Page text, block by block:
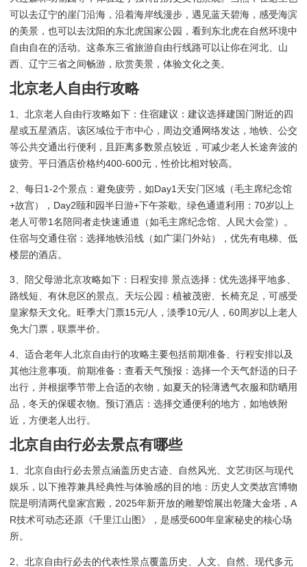
可以去辽宁的崖门沿海，沿着海岸线漫步，遇见蓝天碧海，感受海滨
的美景，也可以去沈阳的东北虎国家公园，看到东北虎在自然环境中
自由自在的活动。这条东三省旅游自由行线路可以让你在河北、山
西、辽宁三省之间畅游，欣赏美景，体验文化之美。
北京老人自由行攻略
1、北京老人自由行攻略如下：住宿建议：建议选择建国门附近的四
星或五星酒店。该区域位于市中心，周边交通网络发达，地铁、公交
等公共交通出行便利，且距离多数景点较近，可减少老人长途奔波的
疲劳。平日酒店价格约400-600元，性价比相对较高。
2、每日1-2个景点：避免疲劳，如Day1天安门区域（毛主席纪念馆
+故宫），Day2颐和园半日游+下午茶歇。绿色通道利用：70岁以上
老人可带1名陪同者走快速通道（如毛主席纪念馆、人民大会堂）。
住宿与交通住宿：选择地铁沿线（如广渠门外站），优先有电梯、低
楼层的酒店。
3、陪父母游北京攻略如下：日程安排 景点选择：优先选择平地多、
路线短、有休息区的景点。天坛公园：植被茂密、长椅充足，可感受
皇家祭天文化。旺季大门票15元/人，淡季10元/人，60周岁以上老人
免大门票，联票半价。
4、适合老年人北京自由行的攻略主要包括前期准备、行程安排以及
其他注意事项。前期准备：查看天气预报：选择一个天气舒适的日子
出行，并根据季节带上合适的衣物，如夏天的轻薄透气衣服和防晒用
品，冬天的保暖衣物。预订酒店：选择交通便利的地方，如地铁附
近，方便老人出行。
北京自由行必去景点有哪些
1、北京自由行必去景点涵盖历史古迹、自然风光、文艺街区与现代
娱乐，以下推荐兼具经典性与体验感的目的地：历史人文类故宫博物
院是明清两代皇家宫殿，2025年新开放的雕塑馆展出乾隆大金塔，A
R技术可动态还原《千里江山图》，是感受600年皇家秘史的核心场
所。
2、北京自由行必去的代表性景点覆盖历史、人文、自然、现代多元